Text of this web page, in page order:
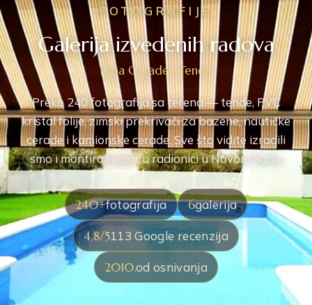
FOTOGRAFIJE
Galerija izvedenih radova
Luna Cerade i Tende
Preko 240 fotografija sa terena — tende, PVC
kristal folije, zimski prekrivači za bazene, nautičke
cerade i kamionske cerade. Sve što vidite izradili
smo i montirali sami, u radionici u Novom Sadu.
240+fotografija 6galerija
4,8/5113 Google recenzija
2010.od osnivanja